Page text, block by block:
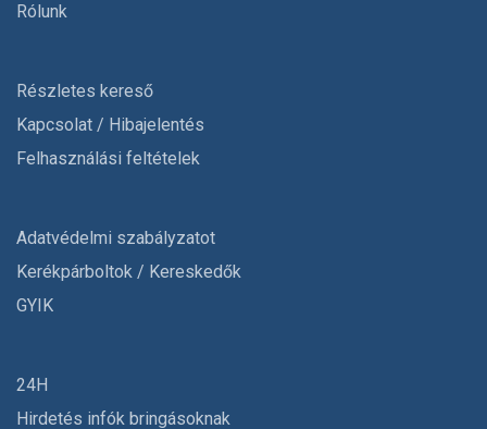
Rólunk
Részletes kereső
Kapcsolat / Hibajelentés
Felhasználási feltételek
Adatvédelmi szabályzatot
Kerékpárboltok / Kereskedők
GYIK
24H
Hirdetés infók bringásoknak